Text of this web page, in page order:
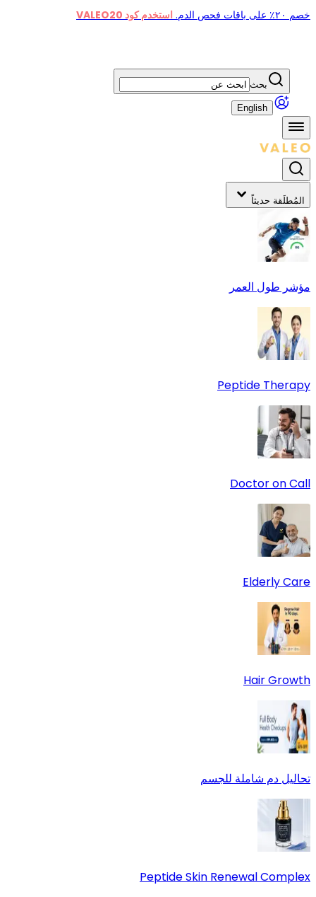
خصم ٢٠٪ على باقات فحص الدم. استخدم كود VALEO20
بحث
English
المُطلَقة حديثاً
مؤشر طول العمر
Peptide Therapy
Doctor on Call
Elderly Care
Hair Growth
تحاليل دم شاملة للجسم
Peptide Skin Renewal Complex